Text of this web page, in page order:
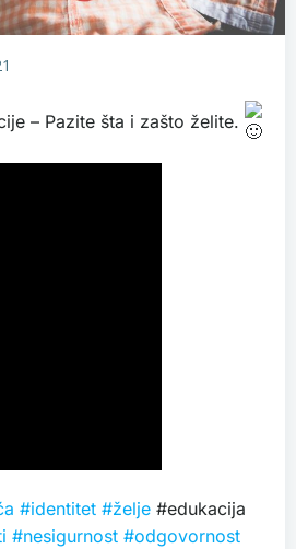
– Pazite šta i zašto želite.
#identitet #želje #edukacija
#nesigurnost #odgovornost